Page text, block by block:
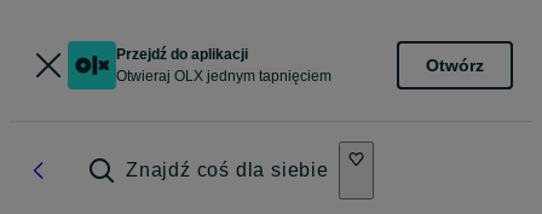
Przejdź do aplikacji
Otwieraj OLX jednym tapnięciem
Otwórz
Znajdź coś dla siebie